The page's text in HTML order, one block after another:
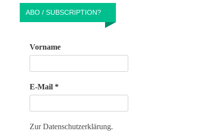
ABO / SUBSCRIPTION?
Vorname
E-Mail *
Zur Datenschutzerklärung.